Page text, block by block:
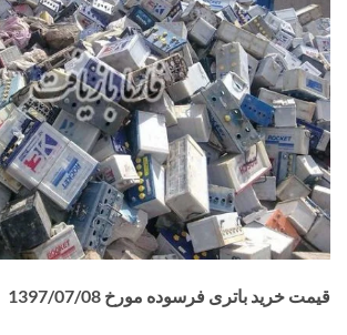
قیمت خرید باتری فرسوده مورخ 1397/07 /08